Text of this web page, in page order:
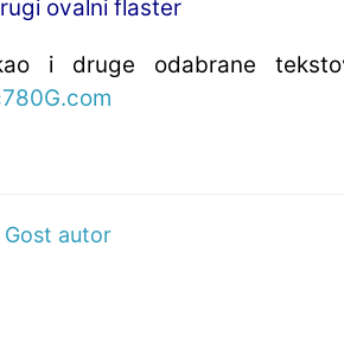
ovalni flaster
i druge odabrane
Gost autor